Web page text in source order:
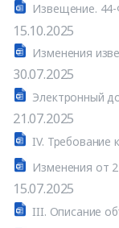
Извещение.
15.10.2025
30.07.2025
21.07.2025
15.07.2025
III. Описание